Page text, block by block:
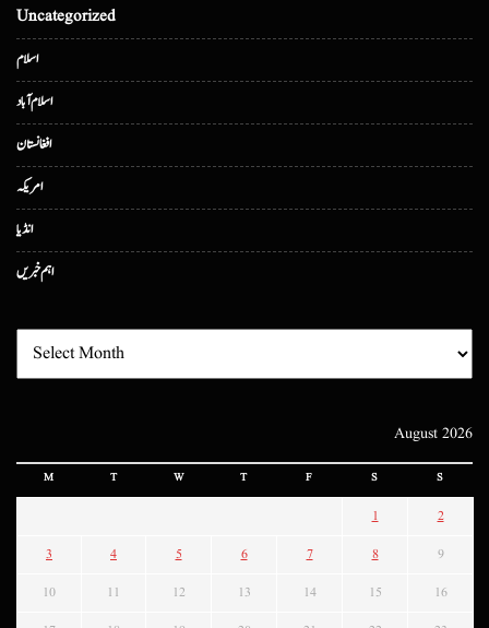
Uncategorized
اسلام
اسلام آباد
افغانستان
امریکہ
انڈیا
اہم خبریں
August 2026
M T W T F S S
1 2
3 4 5 6 7 8 9
10 11 12 13 14 15 16